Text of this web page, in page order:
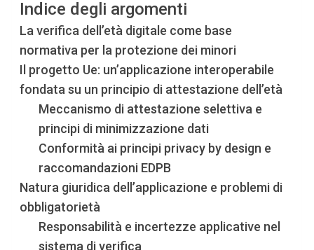
Indice degli argomenti
La verifica dell’età digitale come base
normativa per la protezione dei minori
Il progetto Ue: un’applicazione interoperabile
fondata su un principio di attestazione dell’età
Meccanismo di attestazione selettiva e
principi di minimizzazione dati
Conformità ai principi privacy by design e
raccomandazioni EDPB
Natura giuridica dell’applicazione e problemi di
obbligatorietà
Responsabilità e incertezze applicative nel
sistema di verifica